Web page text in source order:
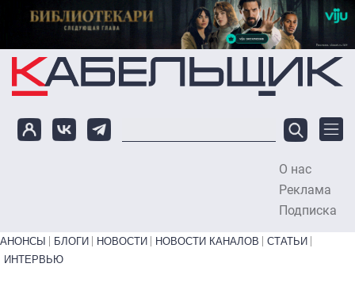
Перейти к основному содержанию
О нас
Реклама
Подписка
Primary links bottom
АНОНСЫ БЛОГИ НОВОСТИ НОВОСТИ КАНАЛОВ
СТАТЬИ
ИНТЕРВЬЮ